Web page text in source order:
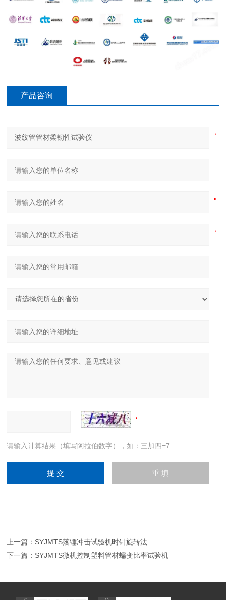
产品咨询
请输入计算结果（填写阿拉伯数字），如：三加四=7
上一篇： SYJMTS落锤冲击试验机时针旋转法
下一篇： SYJMTS微机控制塑料管材蠕变比率试验机